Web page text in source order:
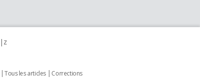
z
Tous les articles
Corrections